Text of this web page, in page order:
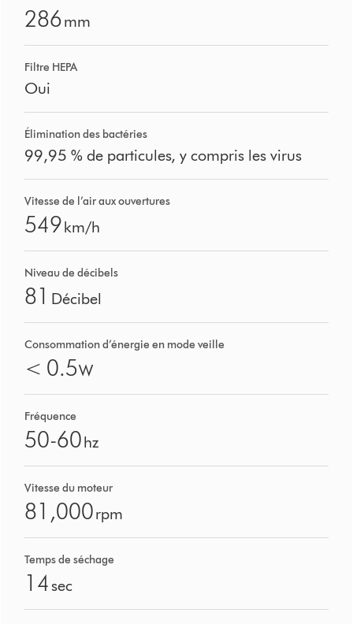
286mm
Filtre HEPA
Oui
Élimination des bactéries
99,95 % de particules, y compris les virus
Vitesse de l’air aux ouvertures
549km/h
Niveau de décibels
81 Décibel
Consommation d’énergie en mode veille
< 0.5W
Fréquence
50-60hz
Vitesse du moteur
81,000rpm
Temps de séchage
14sec